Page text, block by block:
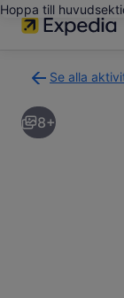
Hoppa till
Se alla
tillbaka
till
resultatsidan
8+